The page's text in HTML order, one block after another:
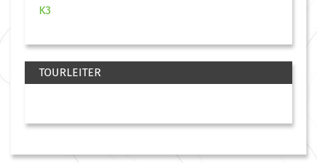
K3
TOURLEITER